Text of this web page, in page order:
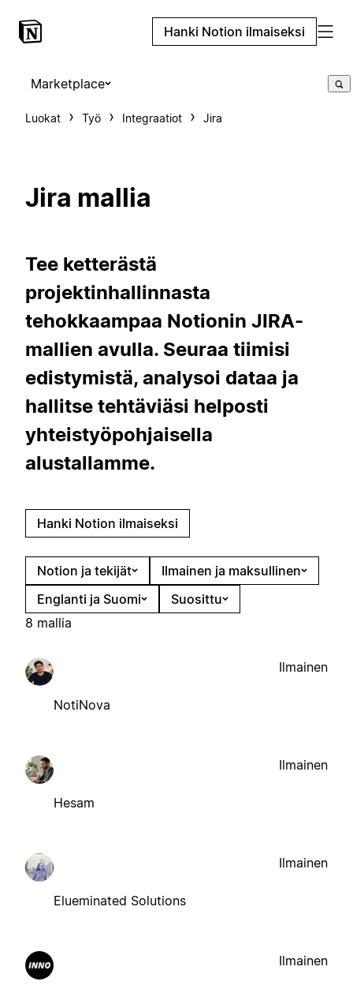
Hanki Notion ilmaiseksi
Marketplace
Luokat Työ Integraatiot Jira
Jira mallia
Tee ketterästä
projektinhallinnasta
tehokkaampaa Notionin JIRA-
mallien avulla. Seuraa tiimisi
edistymistä, analysoi dataa ja
hallitse tehtäviäsi helposti
yhteistyöpohjaisella
alustallamme.
Hanki Notion ilmaiseksi
Notion ja tekijät
Ilmainen ja maksullinen
Englanti ja Suomi
Suosittu
8 mallia
NotiNova
Ilmainen
Hesam
Ilmainen
Elueminated Solutions
Ilmainen
Ilmainen